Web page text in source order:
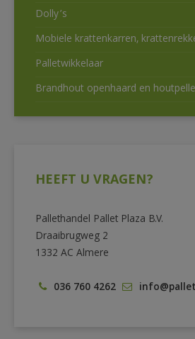
Dolly’s
Mobiele krattenkarren,
Palletwikkelaar
Brandhout openhaard en
HEEFT U VRAGEN?
Pallethandel Pallet Plaza B.V.
Draaibrugweg 2
1332 AC Almere
036 760 4262